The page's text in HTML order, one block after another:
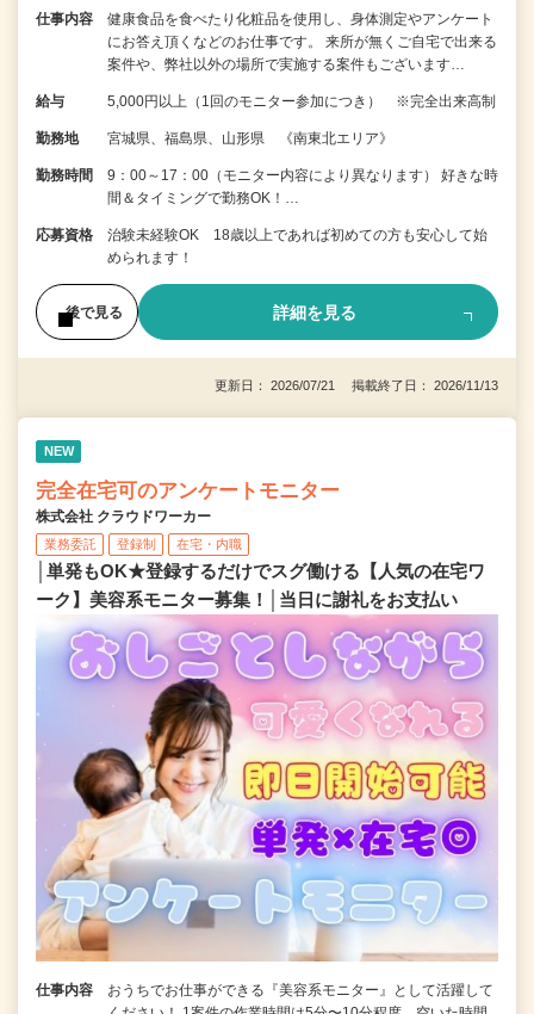
仕事内容
健康食品を食べたり化粧品を使用し、身体測定やアンケート
にお答え頂くなどのお仕事です。 来所が無くご自宅で出来る
案件や、弊社以外の場所で実施する案件もございます…
給与 5,000円以上（1回のモニター参加につき） ※完全出来高制
勤務地 宮城県、福島県、山形県 《南東北エリア》
勤務時間
9：00～17：00（モニター内容により異なります） 好きな時
間＆タイミングで勤務OK！…
応募資格
治験未経験OK 18歳以上であれば初めての方も安心して始
められます！
後で見る 詳細を見る
更新日： 2026/07/21 掲載終了日： 2026/11/13
NEW
完全在宅可のアンケートモニター
株式会社 クラウドワーカー
業務委託 登録制 在宅・内職
│単発もOK★登録するだけでスグ働ける【人気の在宅ワ
ーク】美容系モニター募集！│当日に謝礼をお支払い
仕事内容
おうちでお仕事ができる『美容系モニター』として活躍して